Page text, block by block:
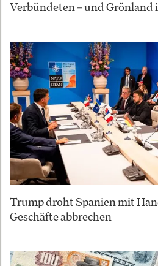
Verbündeten – und Grönland
Trump droht Spanien mit
Geschäfte abbrechen